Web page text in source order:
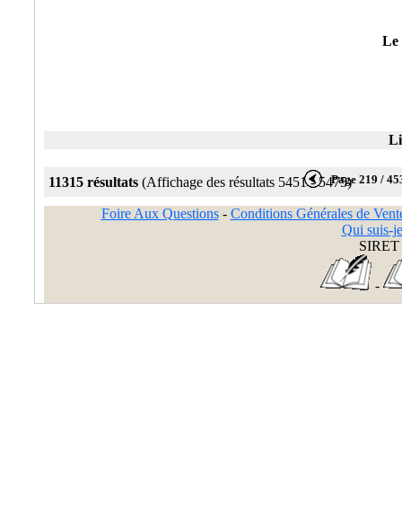
Le
11315 résultats (Affichage des résultats 5451 - 5475)Page 219 /
Foire Aux Questions- Conditions Générales de
Qui suis-
SIRET
-